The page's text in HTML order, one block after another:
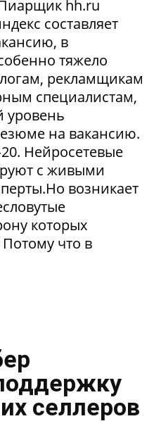
hh.ru
составляет
в
тяжело
рекламщикам
специалистам,
уровень
на вакансию.
Нейросетевые
с живыми
возникает
которых
что в
селлеров